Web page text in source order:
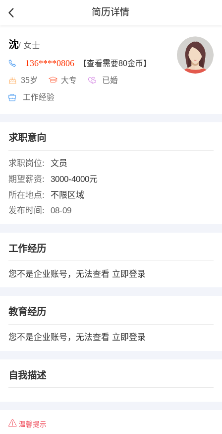
简历详情
沈/ 女士
136****0806 【查看需要80金币】
35岁 大专 已婚
工作经验
求职意向
求职岗位:
文员
期望薪资:
3000-4000元
所在地点:
不限区域
发布时间:
08-09
工作经历
您不是企业账号，无法查看 立即登录
教育经历
您不是企业账号，无法查看 立即登录
自我描述
温馨提示